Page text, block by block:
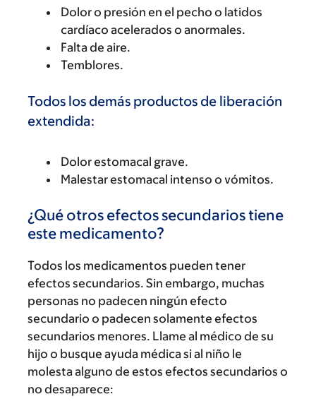
Dolor o presión en el pecho o latidos
cardíaco acelerados o anormales.
Falta de aire.
Temblores.
Todos los demás productos de liberación
extendida:
Dolor estomacal grave.
Malestar estomacal intenso o vómitos.
¿Qué otros efectos secundarios tiene
este medicamento?
Todos los medicamentos pueden tener
efectos secundarios. Sin embargo, muchas
personas no padecen ningún efecto
secundario o padecen solamente efectos
secundarios menores. Llame al médico de su
hijo o busque ayuda médica si al niño le
molesta alguno de estos efectos secundarios o
no desaparece: